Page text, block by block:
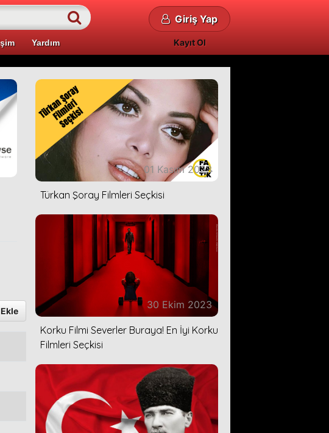
Yardım
Giriş Yap
Kayıt Ol
01 Kasım 2023
Türkan Şoray Filmleri Seçkisi
30 Ekim 2023
Korku Filmi Severler Buraya! En İyi Korku
Filmleri Seçkisi